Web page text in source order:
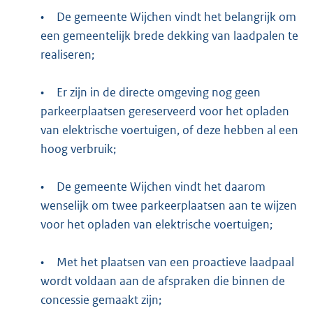
•
De gemeente Wijchen vindt het belangrijk om
een gemeentelijk brede dekking van laadpalen te
realiseren;
•
Er zijn in de directe omgeving nog geen
parkeerplaatsen gereserveerd voor het opladen
van elektrische voertuigen, of deze hebben al een
hoog verbruik;
•
De gemeente Wijchen vindt het daarom
wenselijk om twee parkeerplaatsen aan te wijzen
voor het opladen van elektrische voertuigen;
•
Met het plaatsen van een proactieve laadpaal
wordt voldaan aan de afspraken die binnen de
concessie gemaakt zijn;